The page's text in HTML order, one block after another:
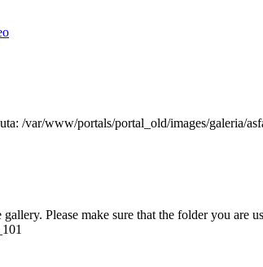
/var/www/portals/portal_old/images/galeria/
Please make sure that the folder you